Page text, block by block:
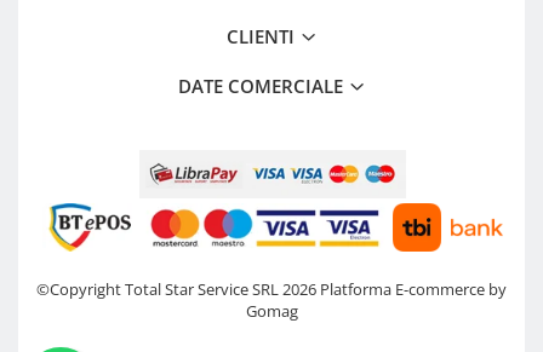
CLIENTI
DATE COMERCIALE
©Copyright Total Star Service SRL 2026 Platforma E-commerce by
Gomag